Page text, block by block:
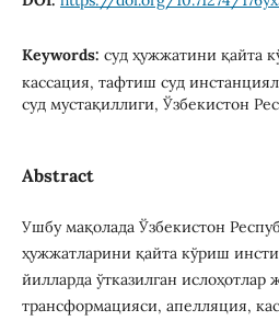
Keywords: суд ҳужжатини қайта
кассация, тафтиш суд
суд мустақиллиги, Ўзбекистон
Abstract
Ушбу мақолада Ўзбекистон
ҳужжатларини қайта кўриш
йилларда ўтказилган ислоҳотлар
трансформацияси, апелляция,